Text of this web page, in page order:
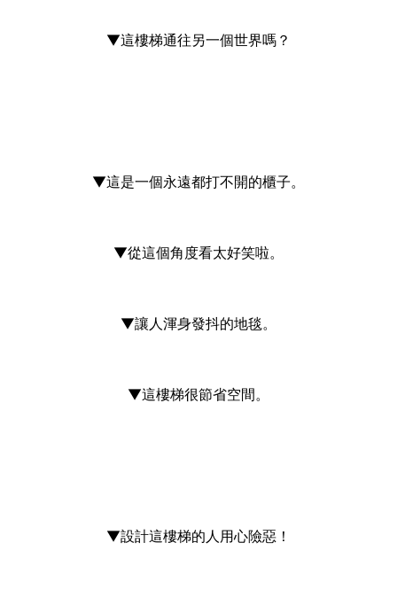
▼這樓梯通往另一個世界嗎？
▼這是一個永遠都打不開的櫃子。
▼從這個角度看太好笑啦。
▼讓人渾身發抖的地毯。
▼這樓梯很節省空間。
▼設計這樓梯的人用心險惡！